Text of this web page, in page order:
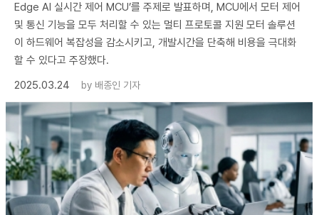
Edge AI 실시간 제어 MCU’를 주제로 발표하며, MCU에서 모터 제어
및 통신 기능을 모두 처리할 수 있는 멀티 프로토콜 지원 모터 솔루션
이 하드웨어 복잡성을 감소시키고, 개발시간을 단축해 비용을 극대화
할 수 있다고 주장했다.
2025.03.24
by 배종인 기자